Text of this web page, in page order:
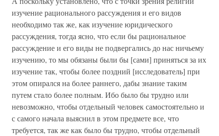
изучение рационального рассуждения и его видов
необходимо так же, как изучение юридического
рассуждения, тогда ясно, что если бы рациональное
рассуждение и его виды не подвергались до нас ничьему
изучению, то мы обязаны были бы [сами] приняться за их
изучение так, чтобы более поздний [исследователь] при
этом опирался на более раннего, дабы знание таким
путем стало более полным. Ибо было бы трудно или
невозможно, чтобы отдельный человек самостоятельно и
с самого начала выяснил в этом предмете все, что
требуется, так же как было бы трудно, чтобы отдельный